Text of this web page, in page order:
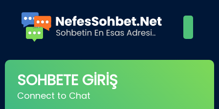
SOHBETE GİRİŞ
Connect to Chat